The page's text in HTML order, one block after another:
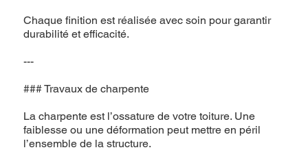
Chaque finition est réalisée avec soin pour garantir
durabilité et efficacité.
---
### Travaux de charpente
La charpente est l’ossature de votre toiture. Une
faiblesse ou une déformation peut mettre en péril
l’ensemble de la structure.